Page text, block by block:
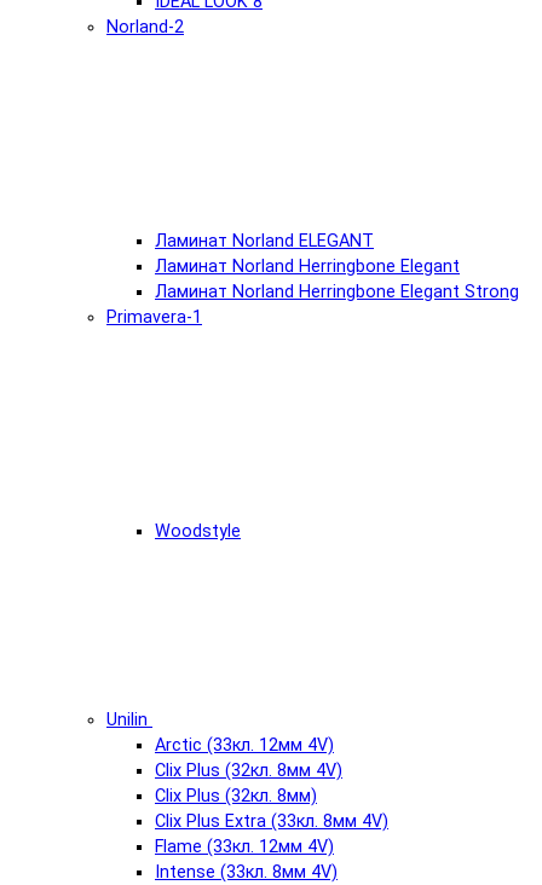
Norland-2
Ламинат Norland ELEGANT
Ламинат Norland Herringbone Elegant
Ламинат Norland Herringbone Elegant Strong
Primavera-1
Woodstyle
Unilin
Arctic (33кл. 12мм 4V)
Clix Plus (32кл. 8мм 4V)
Clix Plus (32кл. 8мм)
Clix Plus Extra (33кл. 8мм 4V)
Flame (33кл. 12мм 4V)
Intense (33кл. 8мм 4V)